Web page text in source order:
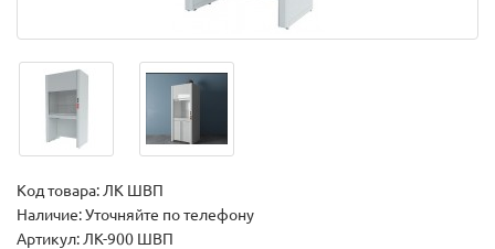
Код товара: ЛК ШВП
Наличие: Уточняйте по телефону
Артикул: ЛК-900 ШВП